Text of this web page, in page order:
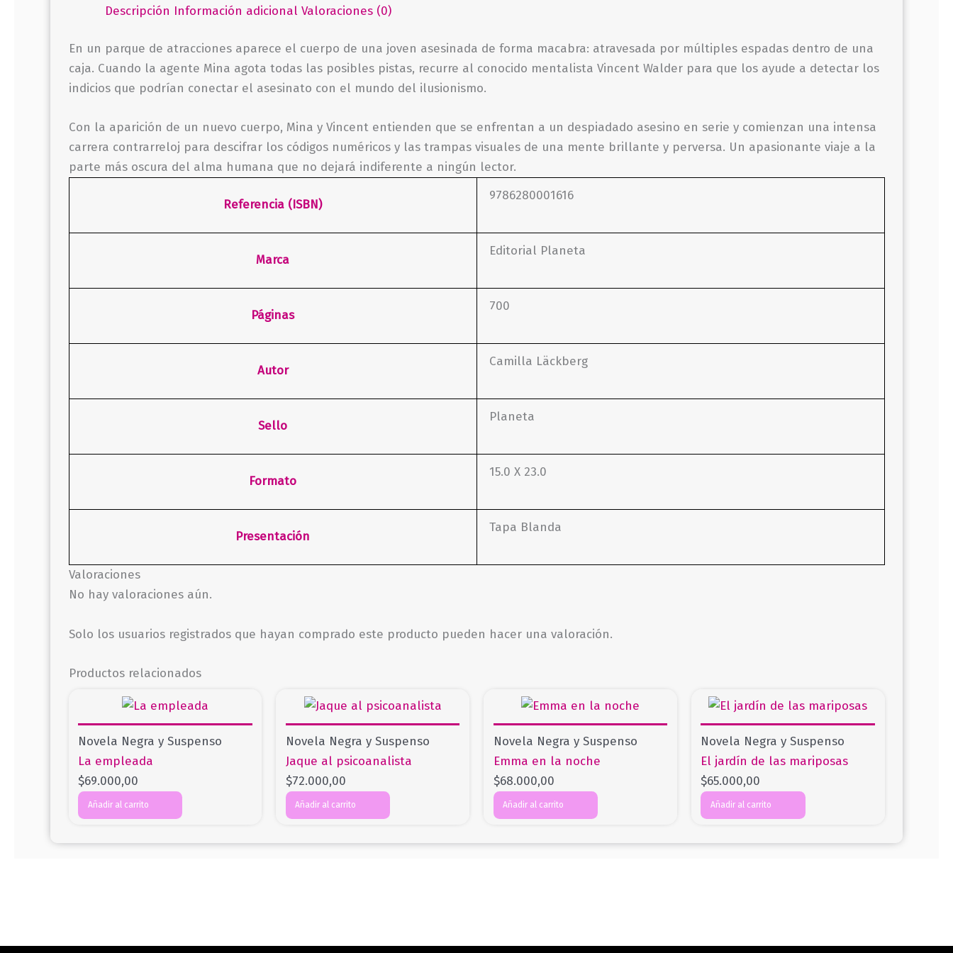
Descripción Información adicional Valoraciones (0)
En un parque de atracciones aparece el cuerpo de una joven asesinada de forma macabra: atravesada por múltiples espadas dentro de una
caja. Cuando la agente Mina agota todas las posibles pistas, recurre al conocido mentalista Vincent Walder para que los ayude a detectar los
indicios que podrían conectar el asesinato con el mundo del ilusionismo.
Con la aparición de un nuevo cuerpo, Mina y Vincent entienden que se enfrentan a un despiadado asesino en serie y comienzan una intensa
carrera contrarreloj para descifrar los códigos numéricos y las trampas visuales de una mente brillante y perversa. Un apasionante viaje a la
parte más oscura del alma humana que no dejará indiferente a ningún lector.
Referencia (ISBN)
9786280001616
Marca
Editorial Planeta
Páginas
700
Autor
Camilla Läckberg
Sello
Planeta
Formato
15.0 X 23.0
Presentación
Tapa Blanda
Valoraciones
No hay valoraciones aún.
Solo los usuarios registrados que hayan comprado este producto pueden hacer una valoración.
Productos relacionados
Novela Negra y Suspenso
La empleada
$69.000,00
Añadir al carrito
Novela Negra y Suspenso
Jaque al psicoanalista
$72.000,00
Añadir al carrito
Novela Negra y Suspenso
Emma en la noche
$68.000,00
Añadir al carrito
Novela Negra y Suspenso
El jardín de las mariposas
$65.000,00
Añadir al carrito